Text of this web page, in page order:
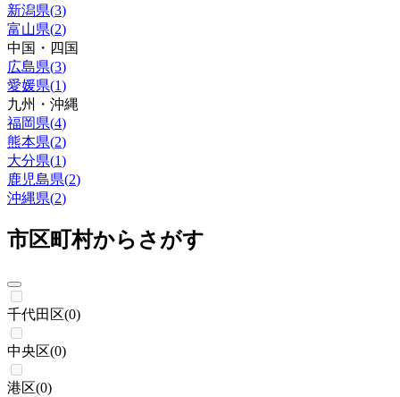
新潟県(3)
富山県(2)
中国・四国
広島県(3)
愛媛県(1)
九州・沖縄
福岡県(4)
熊本県(2)
大分県(1)
鹿児島県(2)
沖縄県(2)
市区町村からさがす
千代田区(0)
中央区(0)
港区(0)